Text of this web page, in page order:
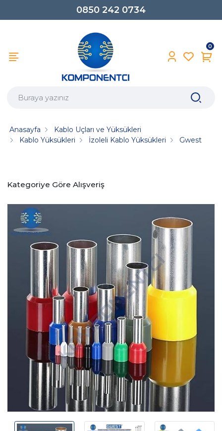
0850 242 0734
0
Anasayfa
Kablo Uçları ve Yüksükleri
Kablo Yüksükleri
İzoleli Kablo Yüksükleri Gwest
Kategoriye Göre Alışveriş